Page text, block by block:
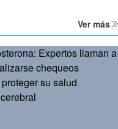
Ver más